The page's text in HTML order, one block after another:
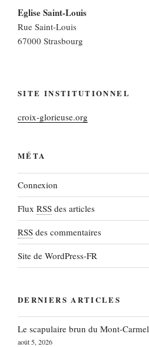
Eglise Saint-Louis
Rue Saint-Louis
67000 Strasbourg
SITE INSTITUTIONNEL
croix-glorieuse.org
MÉTA
Connexion
Flux RSS des articles
RSS des commentaires
Site de WordPress-FR
DERNIERS ARTICLES
Le scapulaire brun du Mont-Carmel
août 5, 2026